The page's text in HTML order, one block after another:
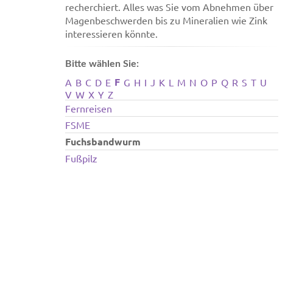
recherchiert. Alles was Sie vom Abnehmen über
Magenbeschwerden bis zu Mineralien wie Zink
interessieren könnte.
Bitte wählen Sie:
A B C D E F G H I J K L M N O P Q R S T U
V W X Y Z
Fernreisen
FSME
Fuchsbandwurm
Fußpilz